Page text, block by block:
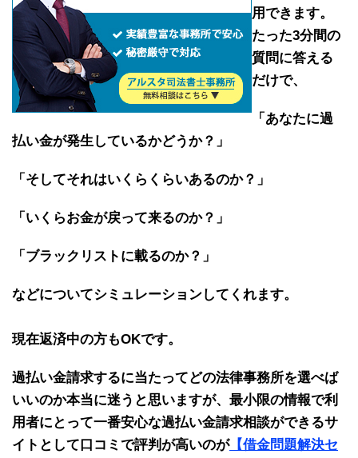
用できます。
たった3分間の
質問に答える
だけで、
「あなたに過
払い金が発生しているかどうか？」
「そしてそれはいくらくらいあるのか？」
「いくらお金が戻って来るのか？」
「ブラックリストに載るのか？」
などについてシミュレーションしてくれます。
現在返済中の方もOKです。
過払い金請求するに当たってどの法律事務所を選べば
いいのか本当に迷うと思いますが、最小限の情報で利
用者にとって一番安心な過払い金請求相談ができるサ
イトとして口コミで評判が高いのが【借金問題解決セ